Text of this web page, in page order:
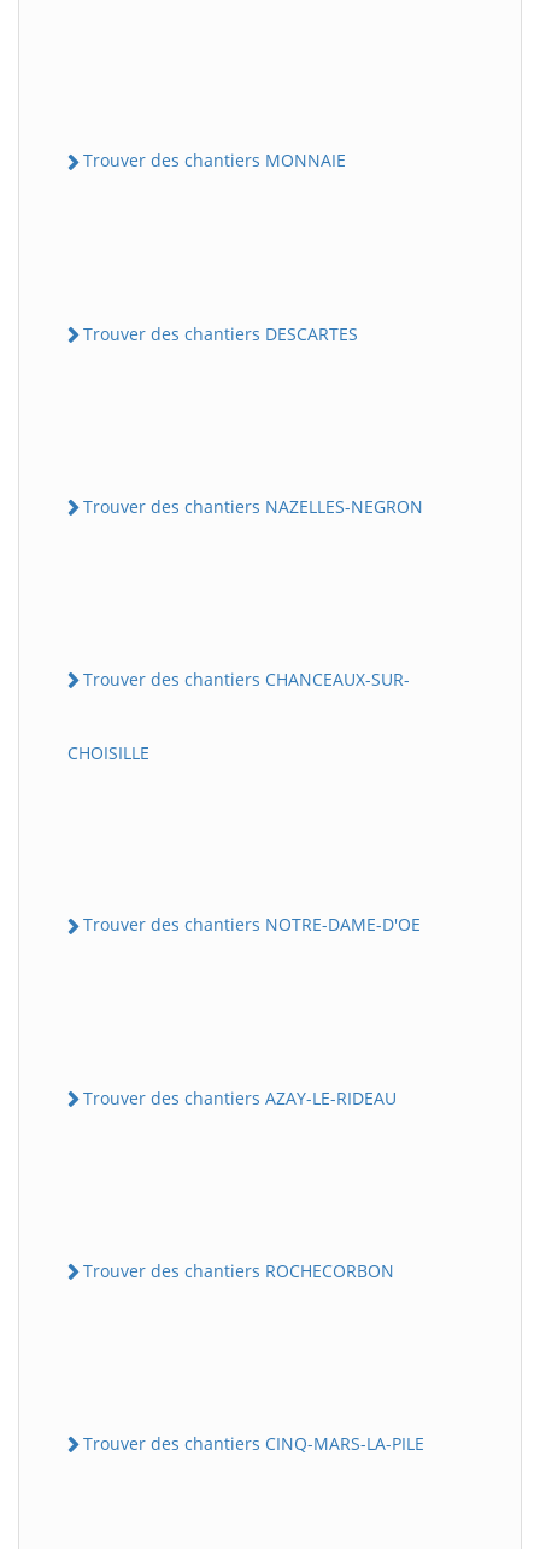
Trouver des chantiers MONNAIE
Trouver des chantiers DESCARTES
Trouver des chantiers NAZELLES-NEGRON
Trouver des chantiers CHANCEAUX-SUR-
CHOISILLE
Trouver des chantiers NOTRE-DAME-D'OE
Trouver des chantiers AZAY-LE-RIDEAU
Trouver des chantiers ROCHECORBON
Trouver des chantiers CINQ-MARS-LA-PILE